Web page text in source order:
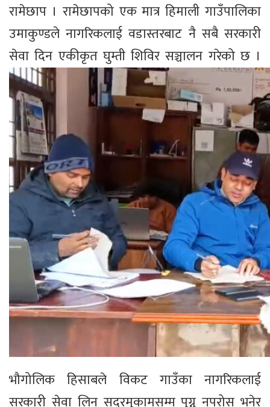
रामेछाप । रामेछापको एक मात्र हिमाली गाउँपालिका
उमाकुण्डले नागरिकलाई वडास्तरबाट नै सबै सरकारी
सेवा दिन एकीकृत घुम्ती शिविर सञ्चालन गरेको छ ।
भौगोलिक हिसाबले विकट गाउँका नागरिकलाई